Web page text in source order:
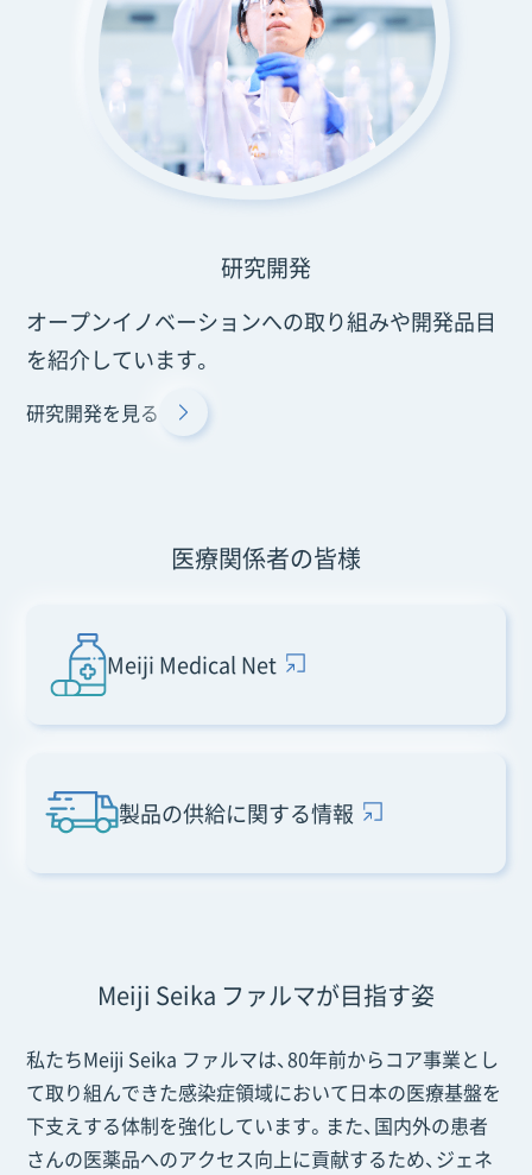
研究開発
オープンイノベーションへの取り組みや開発品目
を紹介しています。
研究開発を見る
医療関係者の皆様
Meiji Medical Net
製品の供給に関する情報
Meiji Seika ファルマが目指す姿
私たちMeiji Seika ファルマは、80年前からコア事業とし
て取り組んできた感染症領域において日本の医療基盤を
下支えする体制を強化しています。また、国内外の患者
さんの医薬品へのアクセス向上に貢献するため、ジェネ